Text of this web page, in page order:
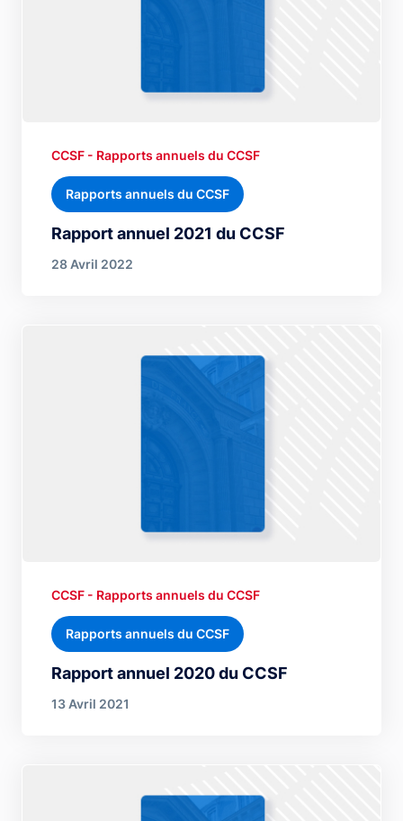
Rapport annuel 2021 du CCSF
CCSF - Rapports annuels du CCSF
Rapports annuels du CCSF
28 Avril 2022
Rapport annuel 2020 du CCSF
CCSF - Rapports annuels du CCSF
Rapports annuels du CCSF
13 Avril 2021